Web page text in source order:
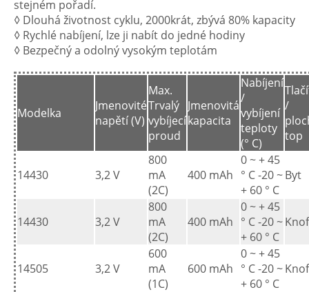
stejném pořadí.
◊ Dlouhá životnost cyklu, 2000krát, zbývá 80% kapacity
◊ Rychlé nabíjení, lze ji nabít do jedné hodiny
◊ Bezpečný a odolný vysokým teplotám
Modelka
Jmenovité
napětí (V)
Max.
Trvalý
vybíjecí
proud
Jmenovitá
kapacita
Nabíjení
/
vybíjení
teploty
(° C)
/
top
14430 3,2 V
800
mA
(2C)
400 mAh
0 ~ + 45
° C -20 ~
+ 60 ° C
Byt
14430 3,2 V
800
mA
(2C)
400 mAh
0 ~ + 45
° C -20 ~
+ 60 ° C
14505 3,2 V
600
mA
(1C)
600 mAh
0 ~ + 45
° C -20 ~
+ 60 ° C